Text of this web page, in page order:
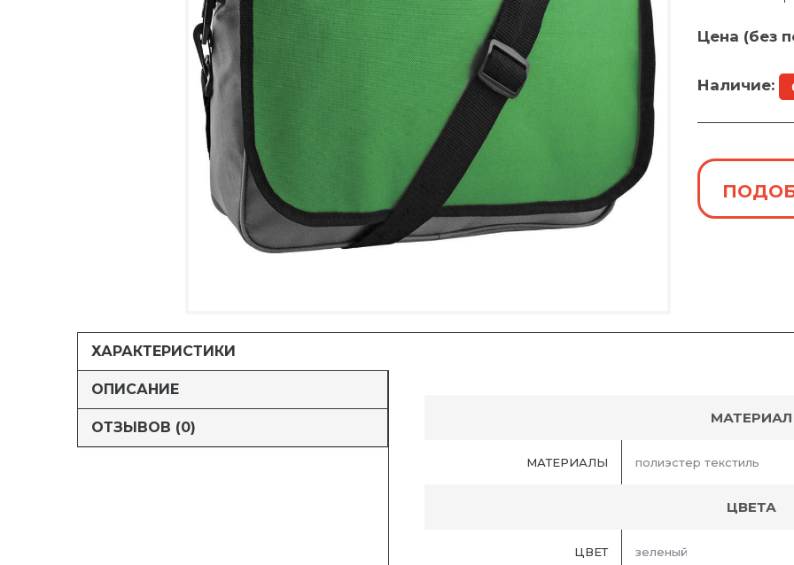
Цена (без
Наличие:
ХАРАКТЕРИСТИКИ
ОПИСАНИЕ
ОТЗЫВОВ (0)
МАТЕРИАЛ
МАТЕРИАЛЫ полиэстер текстиль
ЦВЕТА
ЦВЕТ зеленый